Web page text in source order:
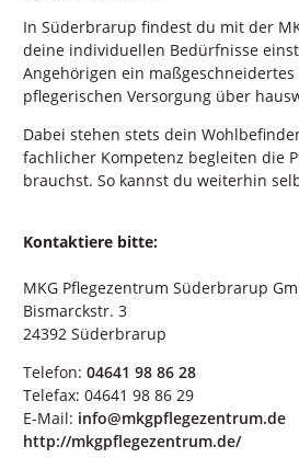
In Süderbrarup findest du mit der
deine individuellen Bedürfnisse
Angehörigen ein
pflegerischen Versorgung über
Dabei stehen stets dein
fachlicher Kompetenz begleiten die
brauchst. So kannst du weiterhin
Kontaktiere bitte:
MKG Pflegezentrum Süderbrarup
Bismarckstr. 3
24392 Süderbrarup
Telefon: 04641 98 86 28
Telefax: 04641 98 86 29
E-Mail: info@mkgpflegezentrum.de
http://mkgpflegezentrum.de/